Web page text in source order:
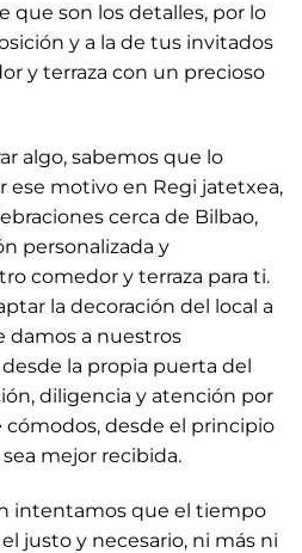
que son los detalles, por lo
y a la de tus invitados
y terraza con un precioso
algo, sabemos que lo
ese motivo en Regi jatetxea,
cerca de Bilbao,
personalizada y
comedor y terraza para ti.
la decoración del local a
damos a nuestros
la propia puerta del
diligencia y atención por
cómodos, desde el principio
mejor recibida.
intentamos que el tiempo
justo y necesario, ni más ni